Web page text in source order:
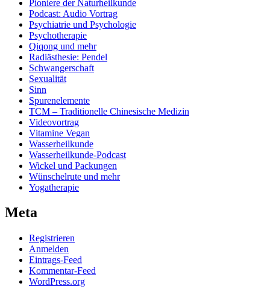
Pioniere der Naturheilkunde
Podcast: Audio Vortrag
Psychiatrie und Psychologie
Psychotherapie
Qiqong und mehr
Radiästhesie: Pendel
Schwangerschaft
Sexualität
Sinn
Spurenelemente
TCM – Traditionelle Chinesische Medizin
Videovortrag
Vitamine Vegan
Wasserheilkunde
Wasserheilkunde-Podcast
Wickel und Packungen
Wünschelrute und mehr
Yogatherapie
Meta
Registrieren
Anmelden
Eintrags-Feed
Kommentar-Feed
WordPress.org